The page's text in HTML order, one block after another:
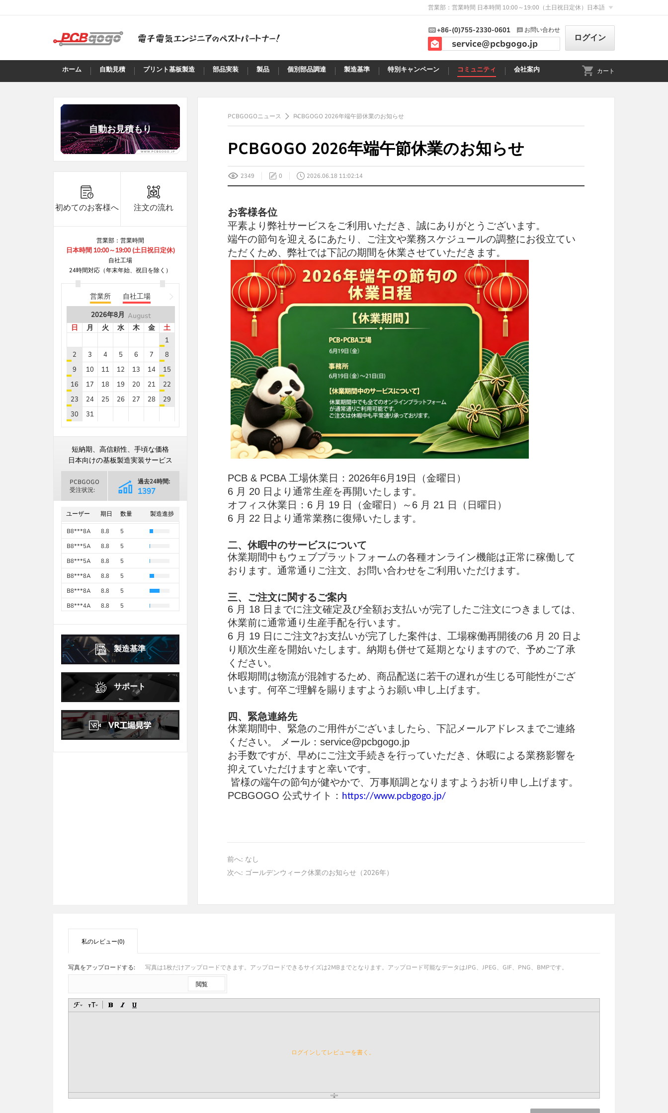
営業部：営業時間 日本時間 10:00～19:00（土日祝日定休） 日本語
+86-(0)755-2330-0601 お問い合わせ
service@pcbgogo.jp ログイン
ホーム 自動見積 プリント基板製造 部品実装 製品 個別部品調達 製造基準 特別キャンペーン コミュニティ 会社案内 カート
自動お見積もり
初めてのお客様へ 注文の流れ
営業部：営業時間
日本時間 10:00～19:00 (土日祝日定休)
自社工場
24時間対応（年末年始、祝日を除く）
営業所
自社工場
2026年8月 August
日
月 火 水 木 金
土
1
2
3 4 5 6 7
8
9
10 11 12 13 14
15
16
17 18 19 20 21
22
23
24 25 26 27 28
29
30
31
2026年9月
1
2 3 4
5
13
14 16 17 18
27
28 29 30
2026年 10月
October
日
月 火 水 金
1
2
3
4
5 6 7 9
11
12 13 14 16
25
26 27 28 29 30 31
2026年8月 August
日
月 火 水 木 金
土
1
9
10 12 13 14
23
24 25 26 27 28
29
30
31
2026年9月
September
日
月 火 水 金
1
2 4
6
7 8 9 11
13
14 15 16 17 18
19
20
21 22 23 24 25
26
27
28 29 30
2026年10月 October
日
火 木 金
土
1
4
5 6 7 8 9
10
11
12 13 14 15 16
17
18
19 20 21 22 23
24
短納期、高信頼性、手頃な価格
日本向けの基板製造実装サービス
PCBGOGO
受注状況:
過去24時間:
2794
過去30日間
68919
ユーザー 期日 数量 製造進捗
B8***8A
B8***8A
8.8
B8***8A
8.8
5
8.8
5
8.8
5
B8***5A
8.8
5
B8***8A
B8***8A
8.8
5
8.8
5
B8***8A
8.8
30
B8***8A
8.8
40
B8***8A
8.8
40
B8***8A
8.8
5
B8***8A
8.8
5
B8***8A
8.8
10
B8***8A
B8***8A
8.8
5
B8***8A
8.8
5
B8***8A
10
B8***8A
8.8
5
B8***8A
8.8
5
B8***8A
8.8
5
B8***5A
8.8
5
B8***5A
8.8
5
B8***8A
8.8
5
B8***8A
8.8
5
製造基準
サポート
PCBGOGOニュース PCBGOGO 2026年端午節休業のお知らせ
PCBGOGO 2026年端午節休業のお知らせ
2349 0 2026.06.18 11:02:14
お客様各位
平素より弊社サービスをご利用いただき、誠にありがとうございます。
端午の節句を迎えるにあたり、ご注文や業務スケジュールの調整にお役立てい
ただくため、弊社では下記の期間を休業させていただきます。
PCB & PCBA 工場休業日： 2026年6月 19日（金曜日）
6 月 20 日より通常生産を再開いたします。
オフィス休業日：6 月 19 日（金曜日）～6 月 21 日（日曜日）
6 月 22 日より通常業務に復帰いたします。
二、休暇中のサービスについて
休業期間中もウェブプラットフォームの各種オンライン機能は正常に稼働して
おります。通常通りご注文、お問い合わせをご利用いただけます。
三、ご注文に関するご案内
6 月 18 日までに注文確定及び全額お支払いが完了したご注文につきましては、
休業前に通常通り生産手配を行います。
6 月 19 日にご注文?お支払いが完了した案件は、工場稼働再開後の6 月 20 日よ
り順次生産を開始いたします。納期も併せて延期となりますので、予めご了承
ください。
休暇期間は物流が混雑するため、商品配送に若干の遅れが生じる可能性がござ
います。何卒ご理解を賜りますようお願い申し上げます。
四、緊急連絡先
休業期間中、緊急のご用件がございましたら、下記メールアドレスまでご連絡
ください。 メール： service@pcbgogo.jp
お手数ですが、早めにご注文手続きを行っていただき、休暇による業務影響を
抑えていただけますと幸いです。
皆様の端午の節句が健やかで、万事順調となりますようお祈り申し上げます。
PCBGOGO 公式サイト
： https://www.pcbgogo.jp/
前へ: なし
次へ: ゴールデンウィーク休業のお知らせ（2026年）
私のレビュー(0)
写真をアップロードする: 写真は1枚だけアップロードできます。アップロードできるサイズは2MBまでとなります。アップロード可能なデータはJPG、JPEG、GIF、PNG、BMPです。
閲覧
ログインしてレビューを書く。